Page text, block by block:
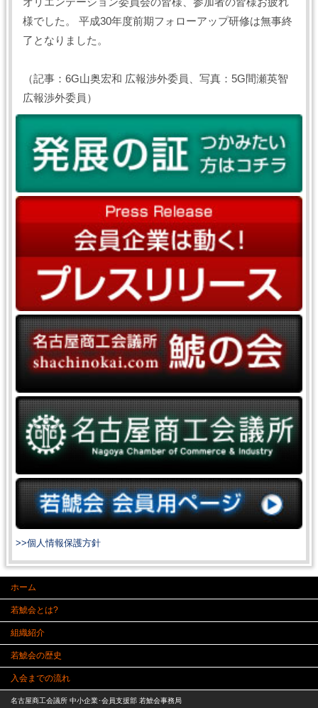
様でした。 平成30年度前期フォローアップ研修は無事終
了となりました。
（記事：6G山奥宏和 広報渉外委員、写真：5G間瀬英智
広報渉外委員）
>>個人情報保護方針
ホーム
若鯱会とは?
組織紹介
若鯱会の歴史
入会までの流れ
名古屋商工会議所 中小企業･会員支援部 若鯱会事務局